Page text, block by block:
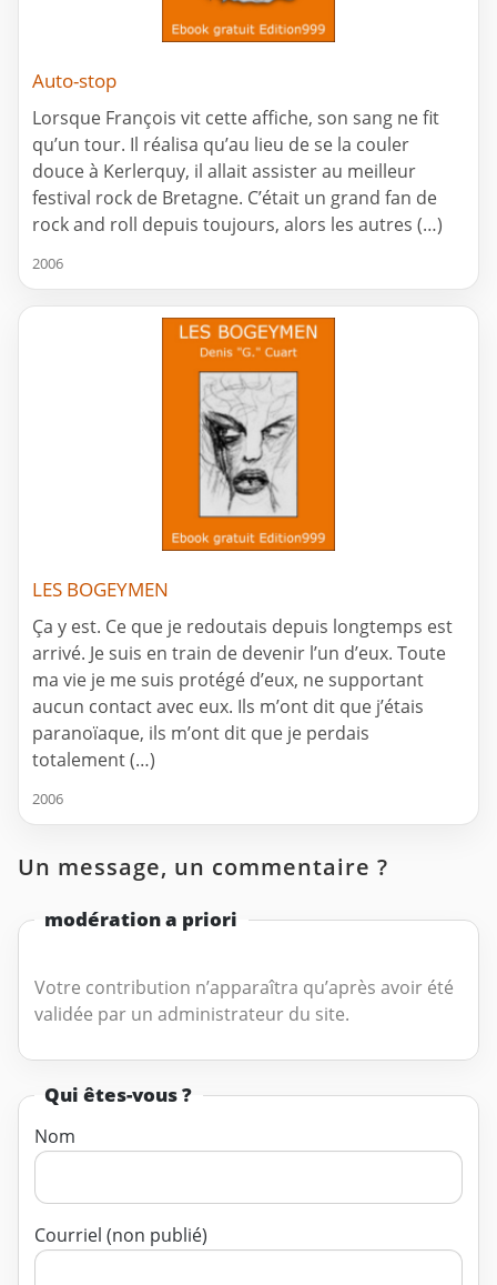
Auto-stop
Lorsque François vit cette affiche, son sang ne fit
qu’un tour. Il réalisa qu’au lieu de se la couler
douce à Kerlerquy, il allait assister au meilleur
festival rock de Bretagne. C’était un grand fan de
rock and roll depuis toujours, alors les autres (…)
2006
LES BOGEYMEN
Ça y est. Ce que je redoutais depuis longtemps est
arrivé. Je suis en train de devenir l’un d’eux. Toute
ma vie je me suis protégé d’eux, ne supportant
aucun contact avec eux. Ils m’ont dit que j’étais
paranoïaque, ils m’ont dit que je perdais
totalement (…)
2006
Un message, un commentaire ?
modération a priori
Votre contribution n’apparaîtra qu’après avoir été
validée par un administrateur du site.
Qui êtes-vous ?
Nom
Courriel (non publié)